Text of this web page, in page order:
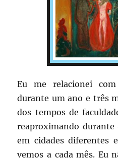
Eu me relacionei
durante um ano e três
dos tempos de
reaproximando durante
em cidades diferentes
vemos a cada mês. Eu